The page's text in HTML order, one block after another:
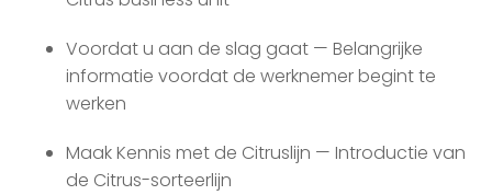
Voordat u aan de slag gaat — Belangrijke
informatie voordat de werknemer begint te
werken
Maak Kennis met de Citruslijn — Introductie van
de Citrus-sorteerlijn